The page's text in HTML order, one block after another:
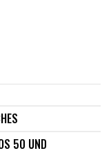
50 UND